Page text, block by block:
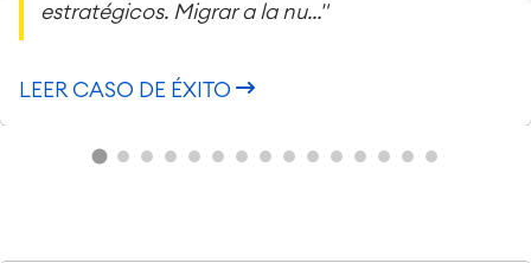
estratégicos. Migrar a la nu..."
LEER CASO DE ÉXITO